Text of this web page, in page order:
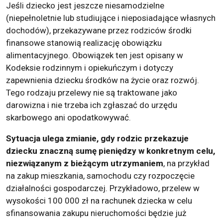
Jeśli dziecko jest jeszcze niesamodzielne
(niepełnoletnie lub studiujące i nieposiadające własnych
dochodów), przekazywane przez rodziców środki
finansowe stanowią realizację obowiązku
alimentacyjnego. Obowiązek ten jest opisany w
Kodeksie rodzinnym i opiekuńczym i dotyczy
zapewnienia dziecku środków na życie oraz rozwój.
Tego rodzaju przelewy nie są traktowane jako
darowizna i nie trzeba ich zgłaszać do urzędu
skarbowego ani opodatkowywać.
Sytuacja ulega zmianie, gdy rodzic przekazuje
dziecku znaczną sumę pieniędzy w konkretnym celu,
niezwiązanym z bieżącym utrzymaniem, na przykład
na zakup mieszkania, samochodu czy rozpoczęcie
działalności gospodarczej. Przykładowo, przelew w
wysokości 100 000 zł na rachunek dziecka w celu
sfinansowania zakupu nieruchomości będzie już